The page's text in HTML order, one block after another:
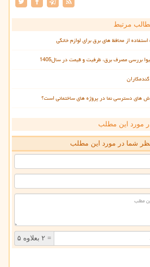
مرتبط
از محافظ های برق برای لوازم خانگی
بررسی مصرف برق، ظرفیت و قیمت در سال1405
های دسترسی نما در پروژه های ساختمانی است؟
مورد این مطلب
شما در مورد این مطلب
= ۲ بعلاوه ۵